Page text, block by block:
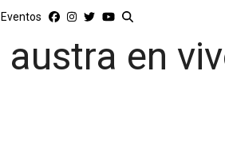
Eventos
austra en